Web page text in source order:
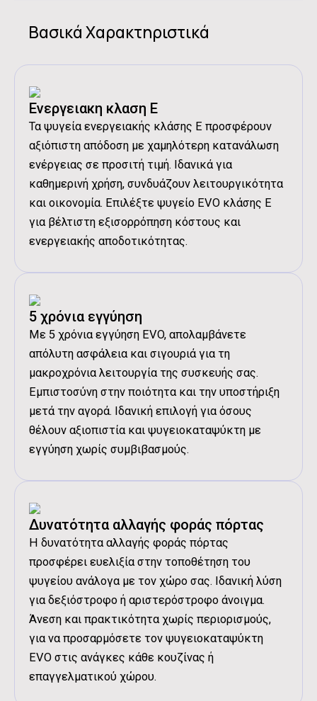
Καθαρό Βάρος:37 kg
Διάβασα και αποδέχομαι τουςΌρους
Χρήσης
Βασικά Χαρακτηριστικά
Ενεργειακη κλαση Ε
Τα ψυγεία ενεργειακής κλάσης Ε προσφέρουν
αξιόπιστη απόδοση με χαμηλότερη κατανάλωση
ενέργειας σε προσιτή τιμή. Ιδανικά για
καθημερινή χρήση, συνδυάζουν λειτουργικότητα
και οικονομία. Επιλέξτε ψυγείο EVO κλάσης Ε
για βέλτιστη εξισορρόπηση κόστους και
ενεργειακής αποδοτικότητας.
5 χρόνια εγγύηση
Με 5 χρόνια εγγύηση EVO, απολαμβάνετε
απόλυτη ασφάλεια και σιγουριά για τη
μακροχρόνια λειτουργία της συσκευής σας.
Εμπιστοσύνη στην ποιότητα και την υποστήριξη
μετά την αγορά. Ιδανική επιλογή για όσους
θέλουν αξιοπιστία και ψυγειοκαταψύκτη με
εγγύηση χωρίς συμβιβασμούς.
Δυνατότητα αλλαγής φοράς πόρτας
Η δυνατότητα αλλαγής φοράς πόρτας
προσφέρει ευελιξία στην τοποθέτηση του
ψυγείου ανάλογα με τον χώρο σας. Ιδανική λύση
για δεξιόστροφο ή αριστερόστροφο άνοιγμα.
Άνεση και πρακτικότητα χωρίς περιορισμούς,
για να προσαρμόσετε τον ψυγειοκαταψύκτη
EVO στις ανάγκες κάθε κουζίνας ή
επαγγελματικού χώρου.